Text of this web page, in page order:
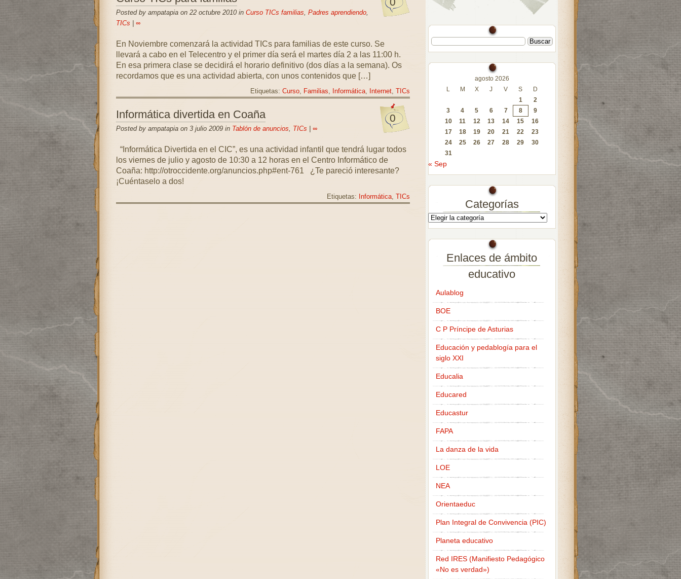
Posted by ampatapia on 22 octubre 2010 in Curso TICs familias, Padres aprendiendo,
TICs
∞
En Noviembre comenzará la actividad TICs para familias de este curso. Se
llevará a cabo en el Telecentro y el primer día será el martes día 2 a las 11:00 h.
En esa primera clase se decidirá el horario definitivo (dos días a la semana). Os
recordamos que es una actividad abierta, con unos contenidos que […]
Etiquetas: Curso, Familias, Informática, Internet, TICs
0
Informática divertida en Coaña
Posted by ampatapia on 3 julio 2009 in Tablón de anuncios, TICs ∞
“Informática Divertida en el CIC”, es una actividad infantil que tendrá lugar todos
los viernes de julio y agosto de 10:30 a 12 horas en el Centro Informático de
Coaña: http://otroccidente.org/anuncios.php#ent-761 ¿Te pareció interesante?
¡Cuéntaselo a dos!
Etiquetas: Informática, TICs
agosto 2026
L
M X J V S
D
1
2
3
4 5 6 7 8
9
10
11 12 13 14 15
16
17
18 19 20 21 22
23
24
25 26 27 28 29
30
31
« Sep
Categorías
Enlaces de ámbito
educativo
Aulablog
BOE
C P Príncipe de Asturias
Educación y pedablogía para el
siglo XXI
Educalia
Educared
Educastur
FAPA
La danza de la vida
LOE
NEA
Orientaeduc
Plan Integral de Convivencia (PIC)
Planeta educativo
Red IRES (Manifiesto Pedagógico
«No es verdad»)